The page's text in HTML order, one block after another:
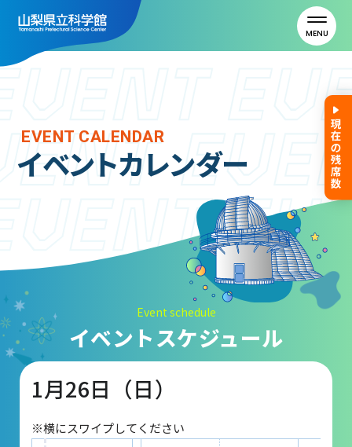
MENU
利用案内
山梨県立科学館について
団体予約受付
2026年度の利用はこちら
EVENT CALENDAR
イベントカレンダー
Event schedule
イベントスケジュール
1月26日（日）
※横にスワイプしてください